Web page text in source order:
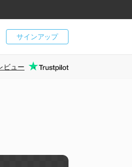
サインアップ
ビュー